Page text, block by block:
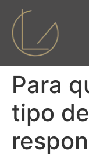
Para
tipo de